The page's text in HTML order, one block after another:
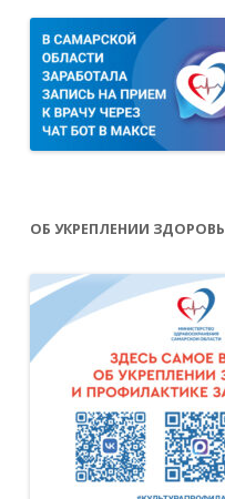
ОБ УКРЕПЛЕНИИ